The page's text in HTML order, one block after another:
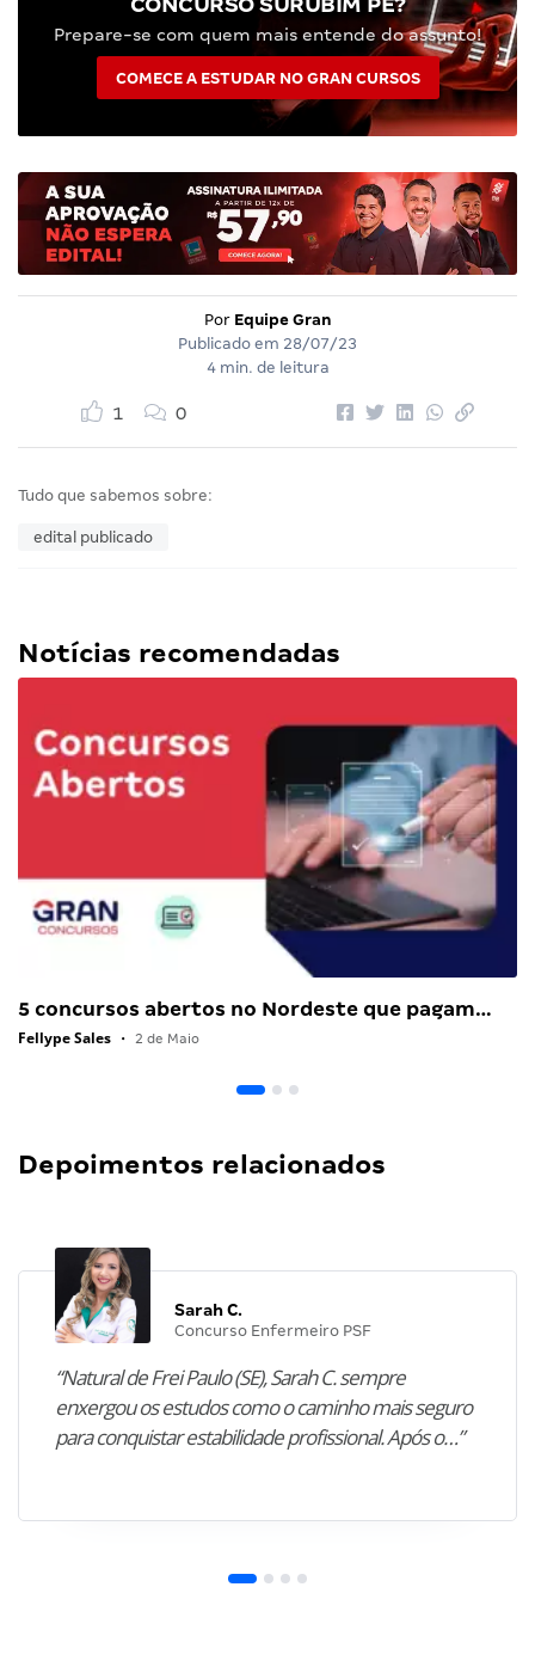
Prepare-se com quem mais entende do assunto!
COMECE A ESTUDAR NO GRAN CURSOS
Por Equipe Gran
Publicado em 28/07/23
4 min. de leitura
1 0
Tudo que sabemos sobre:
edital publicado
Notícias recomendadas
5 concursos abertos no Nordeste que pagam…
Fellype Sales • 2 de Maio
Depoimentos relacionados
Sarah C.
Concurso Enfermeiro PSF
“Natural de Frei Paulo (SE), Sarah C. sempre
enxergou os estudos como o caminho mais seguro
para conquistar estabilidade profissional. Após o…”